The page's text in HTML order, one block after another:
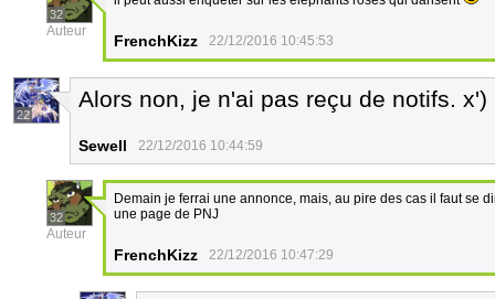
32
Auteur
FrenchKizz 22/12/2016 10:45:53
22
Alors non, je n'ai pas reçu de notifs. x')
Sewell 22/12/2016 10:44:59
32
Auteur
Demain je ferrai une annonce, mais, au pire des cas il faut se
une page de PNJ
FrenchKizz 22/12/2016 10:47:29